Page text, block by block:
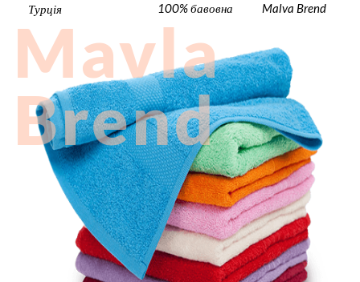
Турція
Malva Brend
100% бавовна
Mavla
Brend